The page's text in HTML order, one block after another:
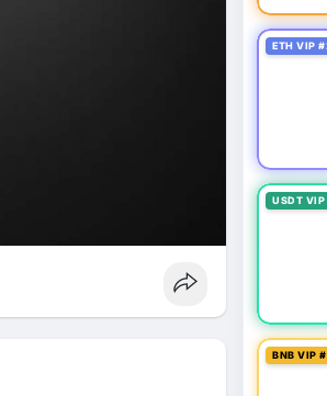
ETH VIP
USDT
BNB VIP